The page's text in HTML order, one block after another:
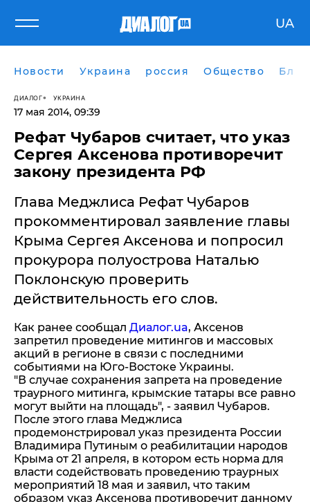
UA
Новости Украина россия Общество
ДИАЛОГ УКРАИНА
17 мая 2014, 09:39
Рефат Чубаров считает, что указ
Сергея Аксенова противоречит
закону президента РФ
Глава Меджлиса Рефат Чубаров
прокомментировал заявление главы
Крыма Сергея Аксенова и попросил
прокурора полуострова Наталью
Поклонскую проверить
действительность его слов.
Как ранее сообщал Диалог.ua, Аксенов
запретил проведение митингов и массовых
акций в регионе в связи с последними
событиями на Юго-Востоке Украины.
"В случае сохранения запрета на проведение
траурного митинга, крымские татары все равно
могут выйти на площадь", - заявил Чубаров.
После этого глава Меджлиса
продемонстрировал указ президента России
Владимира Путиным о реабилитации народов
Крыма от 21 апреля, в котором есть норма для
власти содействовать проведению траурных
мероприятий 18 мая и заявил, что таким
образом указ Аксенова противоречит данному